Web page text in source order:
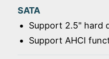
SATA
Support 2.5" hard
Support AHCI